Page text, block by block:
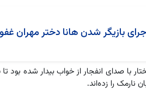
بازیگر شدن هانا دختر مهران
نارمک را زده‌اند.